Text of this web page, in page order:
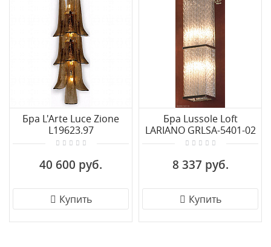
Бра L'Arte Luce Zione
L19623.97
40 600 руб.
Купить
Бра Lussole Loft
LARIANO GRLSA-5401-02
8 337 руб.
Купить